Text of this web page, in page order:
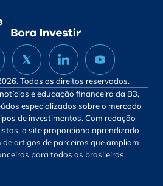
Todos os direitos reservados.
e educação financeira da B3,
especializados sobre o mercado
de investimentos. Com redação
o site proporciona aprendizado
de artigos de parceiros que ampliam
para todos os brasileiros.